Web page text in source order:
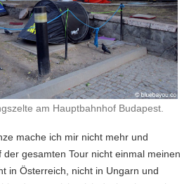
am Hauptbahnhof Budapest.
mache ich mir nicht mehr und
gesamten Tour nicht einmal meinen
in Österreich, nicht in Ungarn und